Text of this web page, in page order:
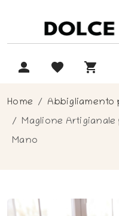
Home
Abbigliamento
Maglione Artigianale
Mano